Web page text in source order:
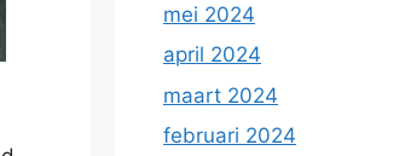
mei 2024
april 2024
maart 2024
februari 2024